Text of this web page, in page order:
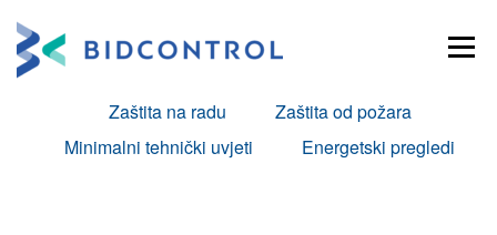
na
sadržaj
Zaštita na radu
Zaštita od požara
Minimalni tehnički uvjeti
Energetski pregledi